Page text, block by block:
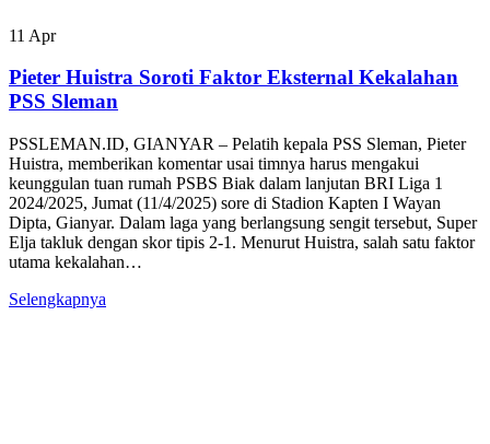
11 Apr
Pieter Huistra Soroti Faktor Eksternal Kekalahan
PSS Sleman
PSSLEMAN.ID, GIANYAR – Pelatih kepala PSS Sleman, Pieter
Huistra, memberikan komentar usai timnya harus mengakui
keunggulan tuan rumah PSBS Biak dalam lanjutan BRI Liga 1
2024/2025, Jumat (11/4/2025) sore di Stadion Kapten I Wayan
Dipta, Gianyar. Dalam laga yang berlangsung sengit tersebut, Super
Elja takluk dengan skor tipis 2-1. Menurut Huistra, salah satu faktor
utama kekalahan…
Selengkapnya